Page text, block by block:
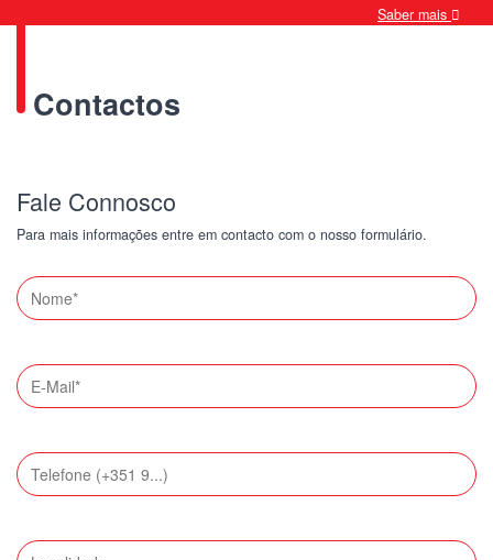
Saber mais
Contactos
Fale Connosco
Para mais informações entre em contacto com o nosso formulário.